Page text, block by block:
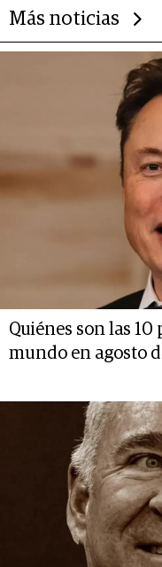
Más noticias
Quiénes son las 10
mundo en agosto